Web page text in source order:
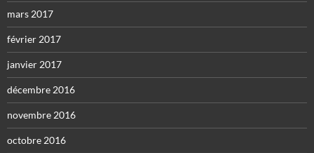
mars 2017
février 2017
janvier 2017
décembre 2016
novembre 2016
octobre 2016